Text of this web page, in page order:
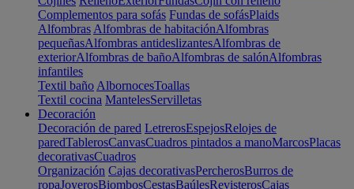
Complementos para sofás Fundas de sofásPlaids
Alfombras Alfombras de habitaciónAlfombras
pequeñasAlfombras antideslizantesAlfombras de
exteriorAlfombras de bañoAlfombras de salónAlfombras
infantiles
Textil baño AlbornocesToallas
Textil cocina MantelesServilletas
Decoración
Decoración de pared LetrerosEspejosRelojes de
paredTablerosCanvasCuadros pintados a manoMarcosPlacas
decorativasCuadros
Organización Cajas decorativasPercherosBurros de
ropaJoyerosBiombosCestasBaúlesRevisterosCajas